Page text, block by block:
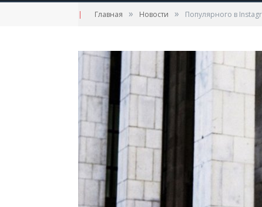
| Главная » Новости » Популярного в